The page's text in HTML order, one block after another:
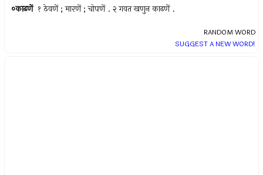
०काढणें १ ठेवणें ; मारणें ; चोपणें . २ गवत खणुन काढणें .
RANDOM WORD
SUGGEST A NEW WORD!